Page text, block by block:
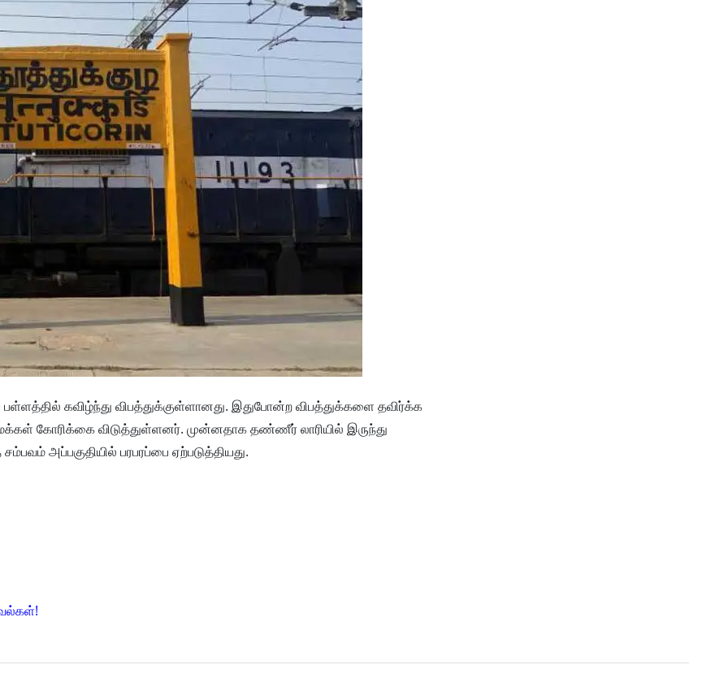
கவிழ்ந்து விபத்துக்குள்ளானது. இதுபோன்ற விபத்துக்களை தவிர்க்க
கோரிக்கை விடுத்துள்ளனர். முன்னதாக தண்ணீர் லாரியில் இருந்து
அப்பகுதியில் பரபரப்பை ஏற்படுத்தியது.